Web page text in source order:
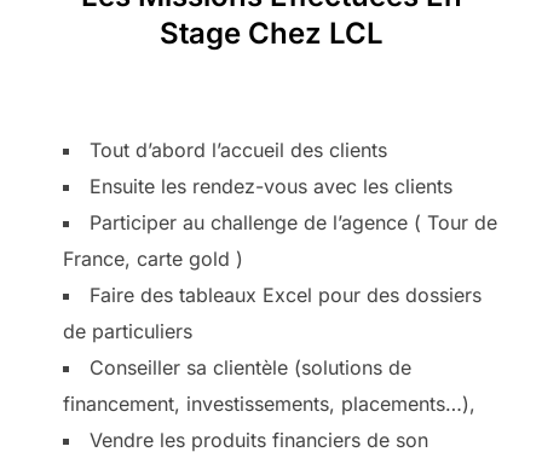
Stage Chez LCL
Tout d’abord l’accueil des clients
Ensuite les rendez-vous avec les clients
Participer au challenge de l’agence ( Tour de
France, carte gold )
Faire des tableaux Excel pour des dossiers
de particuliers
Conseiller sa clientèle (solutions de
financement, investissements, placements…),
Vendre les produits financiers de son